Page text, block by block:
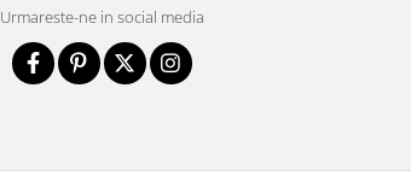
Urmareste-ne in social media